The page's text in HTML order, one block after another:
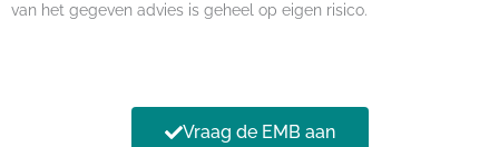
van het gegeven advies is geheel op eigen risico.
Vraag de EMB aan